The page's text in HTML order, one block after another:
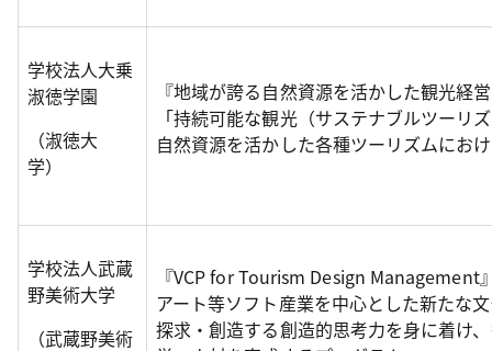
学校法人大乗
淑徳学園
（淑徳大
学）
『地域が誇る自然資源を活かした観光経
「持続可能な観光（サステナブルツーリ
自然資源を活かした各種ツーリズムにお
学校法人武蔵
野美術大学
（武蔵野美術
『VCP for Tourism Design Management
アート等ソフト産業を中心とした新たな
探求・創造する創造的思考力を身に着け